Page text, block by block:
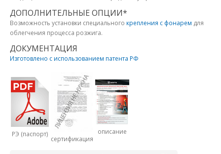
ДОПОЛНИТЕЛЬНЫЕ ОПЦИИ*
Возможность установки специального крепления с фонарем для
облегчения процесса розжига.
ДОКУМЕНТАЦИЯ
Изготовлено с использованием патента РФ
РЭ (паспорт)
сертификация
описание